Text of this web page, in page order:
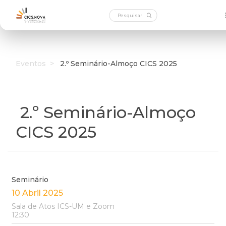
Eventos > 2.º Seminário-Almoço CICS 2025
2.º Seminário-Almoço
CICS 2025
Seminário
10 Abril 2025
Sala de Atos ICS-UM e Zoom
12:30